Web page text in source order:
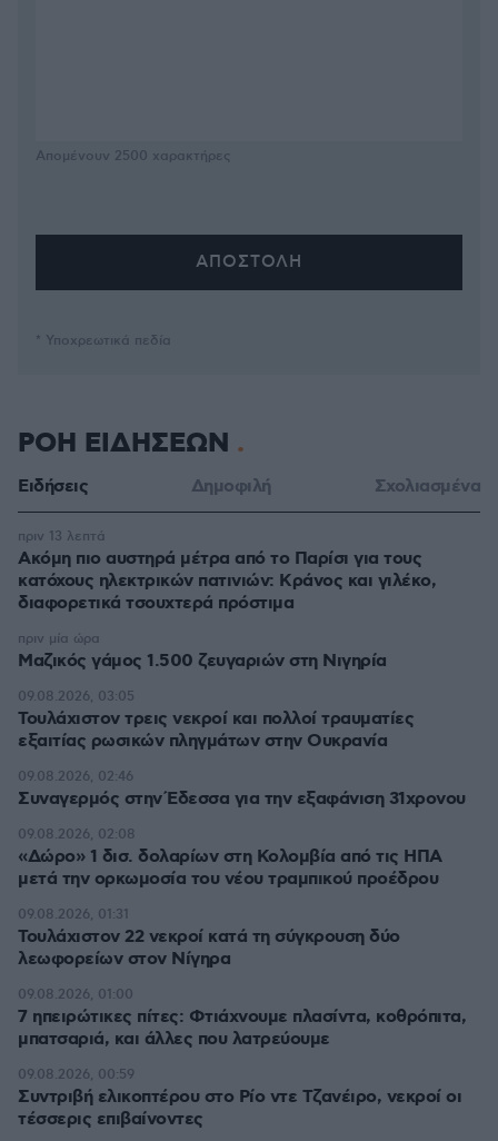
Απομένουν 2500 χαρακτήρες
* Υποχρεωτικά πεδία
ΡΟΗ ΕΙΔΗΣΕΩΝ
Ειδήσεις Δημοφιλή Σχολιασμένα
Ακόμη πιο αυστηρά μέτρα από το Παρίσι για τους
κατόχους ηλεκτρικών πατινιών: Κράνος και γιλέκο,
διαφορετικά τσουχτερά πρόστιμα
πριν 13 λεπτά
Μαζικός γάμος 1.500 ζευγαριών στη Νιγηρία
πριν μία ώρα
Τουλάχιστον τρεις νεκροί και πολλοί τραυματίες
εξαιτίας ρωσικών πληγμάτων στην Ουκρανία
09.08.2026, 03:05
Συναγερμός στην Έδεσσα για την εξαφάνιση 31χρονου
09.08.2026, 02:46
«Δώρο» 1 δισ. δολαρίων στη Κολομβία από τις ΗΠΑ
μετά την ορκωμοσία του νέου τραμπικού προέδρου
09.08.2026, 02:08
Τουλάχιστον 22 νεκροί κατά τη σύγκρουση δύο
λεωφορείων στον Νίγηρα
09.08.2026, 01:31
7 ηπειρώτικες πίτες: Φτιάχνουμε πλασίντα, κοθρόπιτα,
μπατσαριά, και άλλες που λατρεύουμε
09.08.2026, 01:00
Συντριβή ελικοπτέρου στο Ρίο ντε Τζανέιρο, νεκροί οι
τέσσερις επιβαίνοντες
09.08.2026, 00:59